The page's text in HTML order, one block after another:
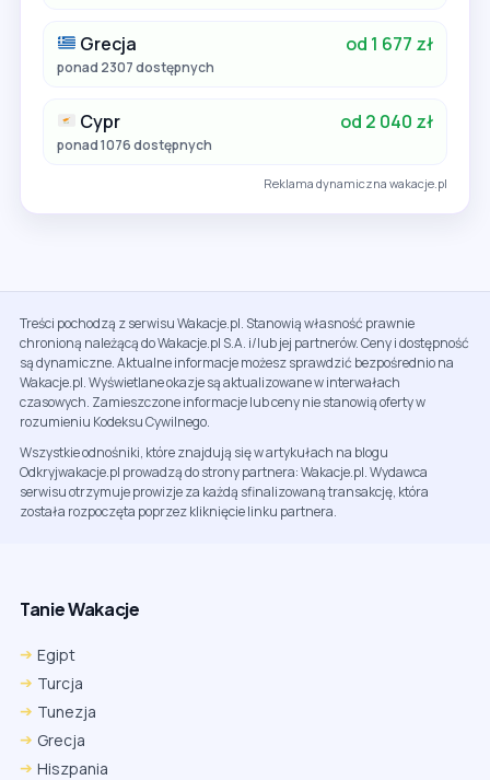
Grecja od 1 677 zł
ponad 2307 dostępnych
Cypr od 2 040 zł
ponad 1076 dostępnych
Reklama dynamiczna wakacje.pl
Treści pochodzą z serwisu Wakacje.pl. Stanowią własność prawnie
chronioną należącą do Wakacje.pl S.A. i/lub jej partnerów. Ceny i dostępność
są dynamiczne. Aktualne informacje możesz sprawdzić bezpośrednio na
Wakacje.pl. Wyświetlane okazje są aktualizowane w interwałach
czasowych. Zamieszczone informacje lub ceny nie stanowią oferty w
rozumieniu Kodeksu Cywilnego.
Wszystkie odnośniki, które znajdują się w artykułach na blogu
Odkryjwakacje.pl prowadzą do strony partnera: Wakacje.pl. Wydawca
serwisu otrzymuje prowizje za każdą sfinalizowaną transakcję, która
została rozpoczęta poprzez kliknięcie linku partnera.
Tanie Wakacje
Egipt
Turcja
Tunezja
Grecja
Hiszpania